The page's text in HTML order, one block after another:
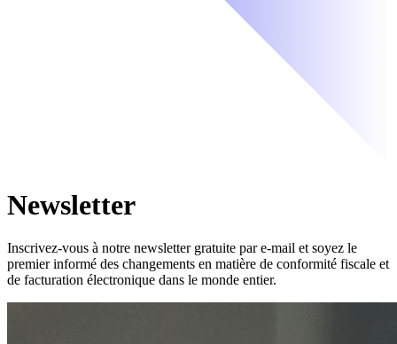
Newsletter
Inscrivez-vous à notre newsletter gratuite par e-mail et soyez le
premier informé des changements en matière de conformité fiscale et
de facturation électronique dans le monde entier.